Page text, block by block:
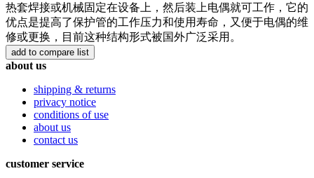
热套焊接或机械固定在设备上，然后装上电偶就可工作，它的
优点是提高了保护管的工作压力和使用寿命，又便于电偶的维
修或更换，目前这种结构形式被国外广泛采用。
about us
shipping & returns
privacy notice
conditions of use
about us
contact us
customer service